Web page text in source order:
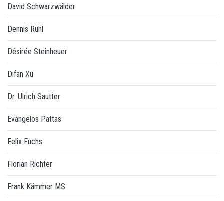
David Schwarzwälder
Dennis Ruhl
Désirée Steinheuer
Difan Xu
Dr. Ulrich Sautter
Evangelos Pattas
Felix Fuchs
Florian Richter
Frank Kämmer MS